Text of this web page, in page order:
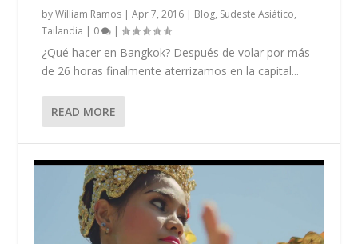
byWilliam Ramos |Apr 7, 2016 | Blog, Sudeste Asiático,
Tailandia | 0 |
¿Qué hacer en Bangkok? Después de volar por más
de 26 horas finalmente aterrizamos en la capital...
READ MORE